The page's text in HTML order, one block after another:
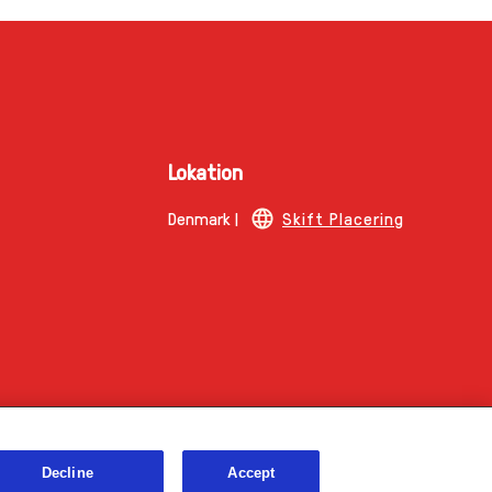
Lokation
Denmark | Skift Placering
Decline Accept